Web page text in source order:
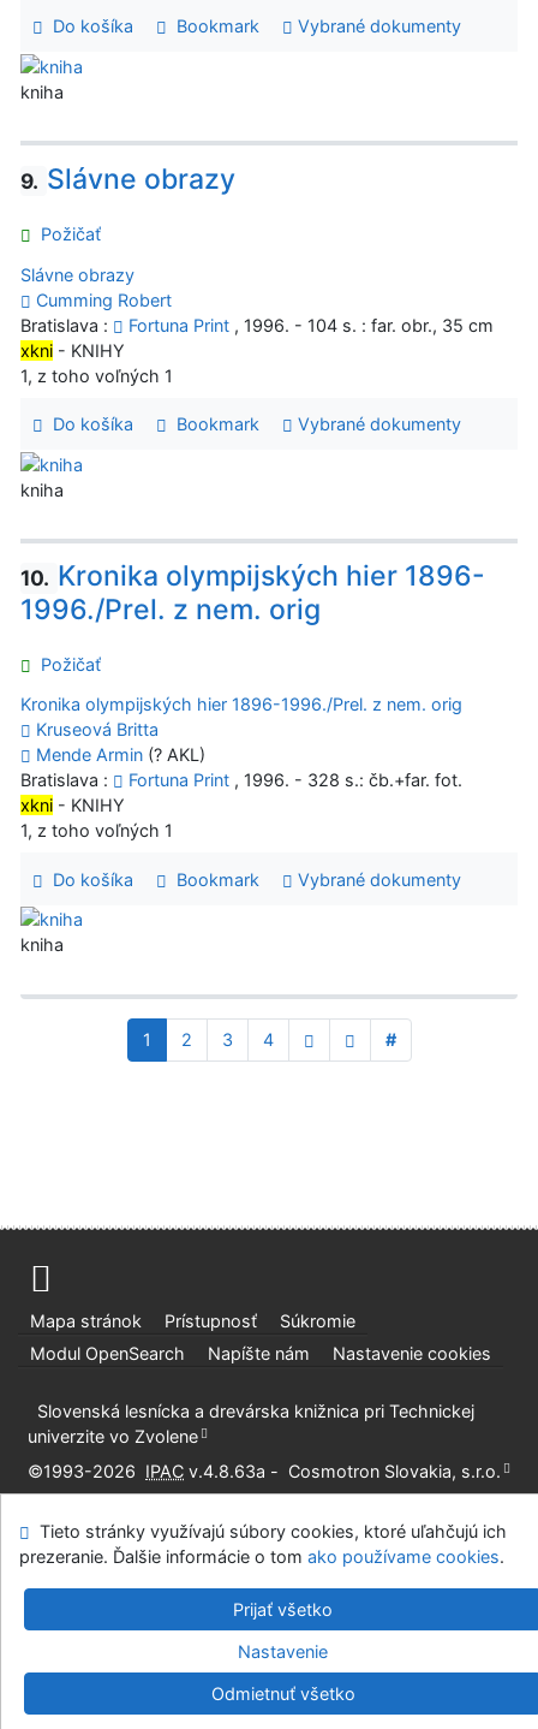
Do košíka Bookmark Vybrané dokumenty
kniha
9. Slávne obrazy
Požičať
Slávne obrazy
Cumming Robert
Bratislava :
Fortuna Print , 1996. - 104 s. : far. obr., 35 cm
xkni - KNIHY
1, z toho voľných 1
Do košíka Bookmark Vybrané dokumenty
kniha
10. Kronika olympijských hier 1896-
1996./Prel. z nem. orig
Požičať
Kronika olympijských hier 1896-1996./Prel. z nem. orig
Kruseová Britta
Mende Armin (? AKL)
Bratislava :
Fortuna Print , 1996. - 328 s.: čb.+far. fot.
xkni - KNIHY
1, z toho voľných 1
Do košíka Bookmark Vybrané dokumenty
kniha
1 2 3 4 #
Mapa stránok Prístupnosť
Súkromie
Modul OpenSearch
Napíšte nám Nastavenie cookies
Slovenská lesnícka a drevárska knižnica pri Technickej
univerzite vo Zvolene
©1993-2026 IPAC v.4.8.63a - Cosmotron Slovakia, s.r.o.
Tieto stránky využívajú súbory cookies, ktoré uľahčujú ich
prezeranie. Ďalšie informácie o tom ako používame cookies.
Prijať všetko
Nastavenie
Odmietnuť všetko